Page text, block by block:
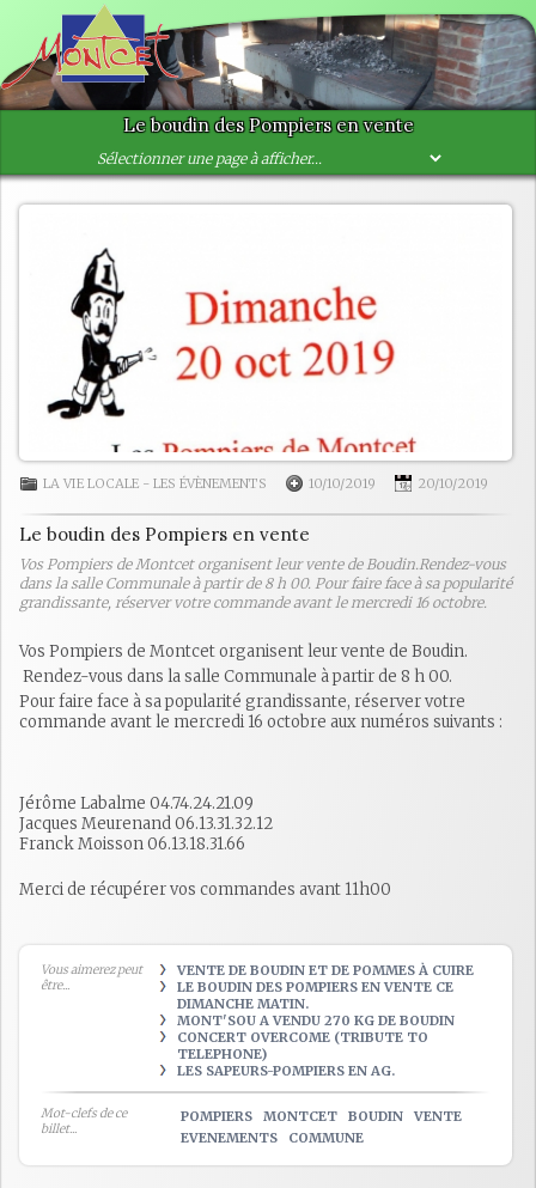
Le boudin des Pompiers en vente
LA VIE LOCALE - LES ÉVÈNEMENTS 10/10/2019 20/10/2019
Le boudin des Pompiers en vente
Vos Pompiers de Montcet organisent leur vente de Boudin.Rendez-vous
dans la salle Communale à partir de 8 h 00. Pour faire face à sa popularité
grandissante, réserver votre commande avant le mercredi 16 octobre.
Vos Pompiers de Montcet organisent leur vente de Boudin.
Rendez-vous dans la salle Communale à partir de 8 h 00.
Pour faire face à sa popularité grandissante, réserver votre
commande avant le mercredi 16 octobre aux numéros suivants :
Jérôme Labalme 04.74.24.21.09
Jacques Meurenand 06.13.31.32.12
Franck Moisson 06.13.18.31.66
Merci de récupérer vos commandes avant 11h00
Vous aimerez peut
être...
VENTE DE BOUDIN ET DE POMMES À CUIRE
LE BOUDIN DES POMPIERS EN VENTE CE
DIMANCHE MATIN.
MONT'SOU A VENDU 270 KG DE BOUDIN
CONCERT OVERCOME (TRIBUTE TO
TELEPHONE)
LES SAPEURS-POMPIERS EN AG.
Mot-clefs de ce
billet...
POMPIERS MONTCET BOUDIN
VENTE
EVENEMENTS
COMMUNE